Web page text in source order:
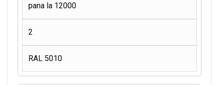
pana la 12000
2
RAL 5010